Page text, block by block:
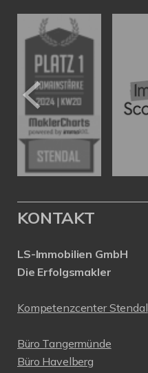
KONTAKT
LS-Immobilien GmbH
Die Erfolgsmakler
Kompetenzcenter Stendal
Büro Tangermünde
Büro Havelberg